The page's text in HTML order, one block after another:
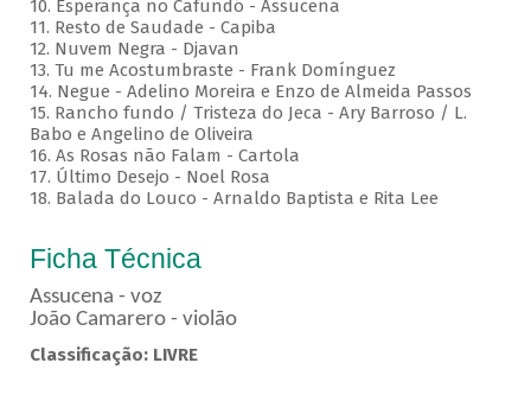
10. Esperança no Cafundó - Assucena
11. Resto de Saudade - Capiba
12. Nuvem Negra - Djavan
13. Tu me Acostumbraste - Frank Domínguez
14. Negue - Adelino Moreira e Enzo de Almeida Passos
15. Rancho fundo / Tristeza do Jeca - Ary Barroso / L.
Babo e Angelino de Oliveira
16. As Rosas não Falam - Cartola
17. Último Desejo - Noel Rosa
18. Balada do Louco - Arnaldo Baptista e Rita Lee
Ficha Técnica
Assucena - voz
João Camarero - violão
Classificação: LIVRE